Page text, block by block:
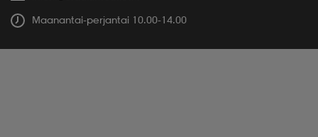
Maanantai-perjantai 10.00-14.00